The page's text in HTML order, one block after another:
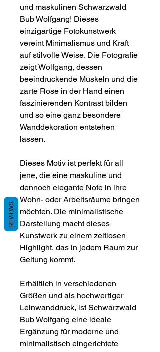
und maskulinen Schwarzwald
Bub Wolfgang! Dieses
einzigartige Fotokunstwerk
vereint Minimalismus und Kraft
auf stilvolle Weise. Die Fotografie
zeigt Wolfgang, dessen
beeindruckende Muskeln und die
zarte Rose in der Hand einen
faszinierenden Kontrast bilden
und so eine ganz besondere
Wanddekoration entstehen
lassen.
Dieses Motiv ist perfekt für all
jene, die eine maskuline und
dennoch elegante Note in ihre
Wohn- oder Arbeitsräume bringen
möchten. Die minimalistische
Darstellung macht dieses
Kunstwerk zu einem zeitlosen
Highlight, das in jedem Raum zur
Geltung kommt.
Erhältlich in verschiedenen
Größen und als hochwertiger
Leinwanddruck, ist Schwarzwald
Bub Wolfgang eine ideale
Ergänzung für moderne und
minimalistisch eingerichtete
REVIEWS